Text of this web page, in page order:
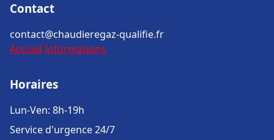
Contact
contact@chaudieregaz-qualifie.fr
Accueil Informations
Horaires
Lun-Ven: 8h-19h
Service d'urgence 24/7